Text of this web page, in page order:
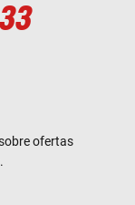
ofertas